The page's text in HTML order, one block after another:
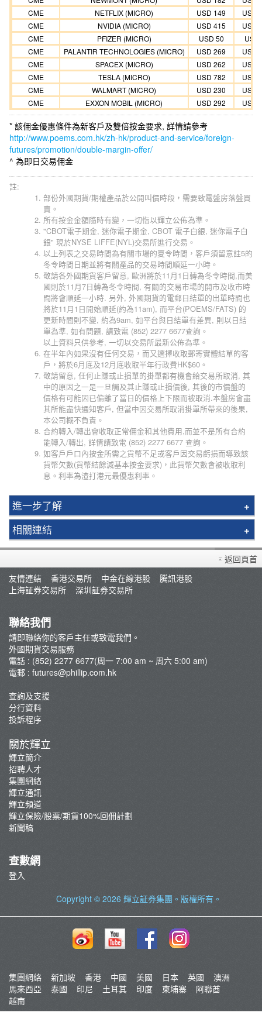
CME
NETFLIX (MICRO) USD 149
USD
CME
NVIDIA (MICRO) USD 415
USD
CME
PFIZER (MICRO) USD 50
USD
CME
PALANTIR TECHNOLOGIES (MICRO) USD 269
USD
CME
SPACEX (MICRO) USD 262
USD
CME
TESLA (MICRO) USD 782
USD
CME
WALMART (MICRO) USD 230
USD
CME
EXXON MOBIL (MICRO) USD 292 USD
* 該佣金優惠條件為新客戶及雙倍按金要求, 詳情請參考
http://www.poems.com.hk/zh-hk/product-and-service/foreign-
futures/promotion/double-margin-offer/
^ 為即日交易佣金
註:
部份外國期貨/期權產品於公開叫價時段，需要致電盤房落盤買
賣。
所有按金金額隨時有變，一切恉以輝立公佈為準。
"CBOT電子期金, 迷你電子期金, CBOT 電子白銀, 迷你電子白
銀" 現於NYSE LIFFE(NYL)交易所進行交易。
以上列表之交易時間為有關市場的夏令時間，客戶須留意註5的
冬令時間日期並將有關產品的交易時間順延一小時。
敬請各外國期貨客戶留意, 歐洲將於11月1日轉為冬令時間,而美
國則於11月7日轉為冬令時間, 有關的交易市場的開市及收市時
間將會順延一小時. 另外, 外國期貨的電郵日結單的出單時間也
將於11月1日開始順延(約為11am), 而平台(POEMS/FATS) 的
更新時間則不變, 約為9am, 如平台與日結單有差異, 則以日結
單為準, 如有問題, 請致電 (852) 2277 6677查詢。
以上資料只供參考, 一切以交易所最新公佈為準。
在半年內如果沒有任何交易，而又選擇收取郵寄實體結單的客
戶，將於6月底及12月底收取半年行政費HK$60。
敬請留意, 任何止賺或止損單的掛單都有機會給交易所取消, 其
中的原因之一是一旦觸及其止賺或止損價後, 其後的市價盤的
價格有可能因已偏離了當日的價格上下限而被取消.本盤房會盡
其所能盡快通知客戶, 但當中因交易所取消掛單所帶來的後果,
本公司概不負責。
合約轉入/轉出會收取正常佣金和其他費用,而並不是所有合約
能轉入/轉出, 詳情請致電 (852) 2277 6677 查詢。
如客戶戶口內按金所需之貨幣不足或客戶因交易虧損而導致該
貨幣欠數(貨幣結餘減基本按金要求)，此貨幣欠數會被收取利
息。利率為渣打港元最優惠利率。
進一步了解
CME期權產品佣金低至0.62美元
英國金屬遠期合約
摩根台灣指數期貨
指數期貨
交易系統
外國市況/商品期貨評論
最新推廣
芝商所新闻
環球期權買賣簡介
什麽是環球期貨？
相關連結
常見問題
開設戶口
存款/提款/賬戶轉賬
返回頁首
友情連結
香港交易所 中金在線港股
騰訊港股
上海証券交易所
深圳証券交易所
聯絡我們
請即聯絡你的客戶主任或致電我們。
外國期貨交易服務
電話 : (852) 2277 6677(周一 7:00 am ~ 周六 5:00 am)
電郵 : futures@phillip.com.hk
查詢及支援
分行資料
投訴程序
關於輝立
輝立簡介
招聘人才
集團網絡
輝立通訊
輝立頻道
輝立保險/股票/期貨100%回佣計劃
新聞稿
查數網
登入
Copyright © 2026 輝立証券集團 。版權所有。
集團網絡 新加坡 香港 中國 美國 日本 英國
澳洲
馬來西亞
泰國 印尼 土耳其 印度 柬埔寨
阿聯酋
越南